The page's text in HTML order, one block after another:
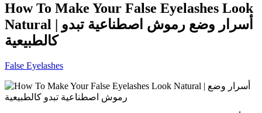
How To Make Your False Eyelashes Look
Natural | أسرار وضع رموش اصطناعية تبدو
كالطبيعية
False Eyelashes